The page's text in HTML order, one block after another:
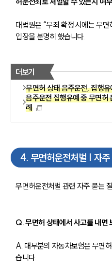
음주운전·교통사
언론
공지
법률
법률
세
대륜법률
대법원은 “무죄 확정 시에는 무
입장을 분명히 했습니다.
더보기
무면허 상태 음주운전, 집행
음주운전 집행유예 중 무면허
례
4. 무면허운전처벌 | 자
무면허운전처벌 관련 자주 묻는
Q. 무면허 상태에서 사고를 내면
A. 대부분의 자동차보험은 무면
습니다.